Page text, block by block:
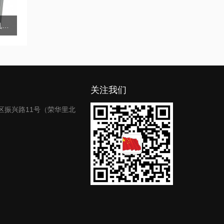
自动混凝土分层研磨机RY-H5+
振兴路11号（荣华里北
关注我们